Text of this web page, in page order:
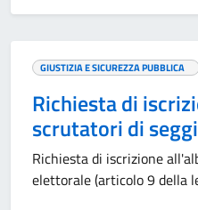
GIUSTIZIA E SICUREZZA PUBBLICA
Richiesta di
scrutatori di
Richiesta di iscrizione
elettorale (articolo 9 della